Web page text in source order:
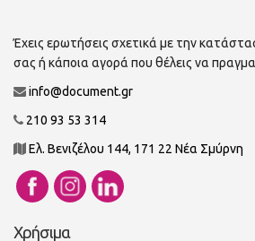
Έχεις ερωτήσεις σχετικά με την
σας ή κάποια αγορά που θέλεις να
info@document.gr
210 93 53 314
Ελ. Βενιζέλου 144, 171 22 Νέα Σμύρνη
Χρήσιμα